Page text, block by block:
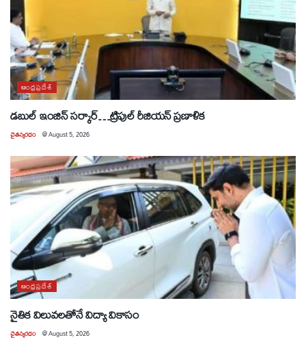
ఆంధ్రప్రదేశ్
డబుల్ ఇంజిన్ సర్కార్…ట్రిపుల్ రీజియన్ ప్రణాళిక
చైతన్యరధం @August 5, 2026
ఆంధ్రప్రదేశ్
నైతిక విలువలతోనే విద్యా వికాసం
చైతన్యరధం @August 5, 2026